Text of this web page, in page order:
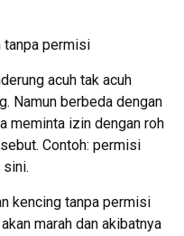
tanpa permisi
acuh tak acuh
Namun berbeda dengan
meminta izin dengan roh
Contoh: permisi
sini.
kencing tanpa permisi
marah dan akibatnya